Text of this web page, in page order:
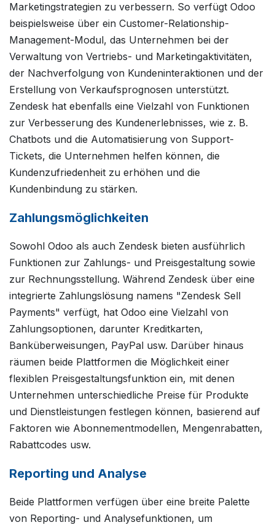
Marketingstrategien zu verbessern. So verfügt Odoo
beispielsweise über ein Customer-Relationship-
Management-Modul, das Unternehmen bei der
Verwaltung von Vertriebs- und Marketingaktivitäten,
der Nachverfolgung von Kundeninteraktionen und der
Erstellung von Verkaufsprognosen unterstützt.
Zendesk hat ebenfalls eine Vielzahl von Funktionen
zur Verbesserung des Kundenerlebnisses, wie z. B.
Chatbots und die Automatisierung von Support-
Tickets, die Unternehmen helfen können, die
Kundenzufriedenheit zu erhöhen und die
Kundenbindung zu stärken.
Zahlungsmöglichkeiten
Sowohl Odoo als auch Zendesk bieten ausführlich
Funktionen zur Zahlungs- und Preisgestaltung sowie
zur Rechnungsstellung. Während Zendesk über eine
integrierte Zahlungslösung namens "Zendesk Sell
Payments" verfügt, hat Odoo eine Vielzahl von
Zahlungsoptionen, darunter Kreditkarten,
Banküberweisungen, PayPal usw. Darüber hinaus
räumen beide Plattformen die Möglichkeit einer
flexiblen Preisgestaltungsfunktion ein, mit denen
Unternehmen unterschiedliche Preise für Produkte
und Dienstleistungen festlegen können, basierend auf
Faktoren wie Abonnementmodellen, Mengenrabatten,
Rabattcodes usw.
Reporting und Analyse
Beide Plattformen verfügen über eine breite Palette
von Reporting- und Analysefunktionen, um